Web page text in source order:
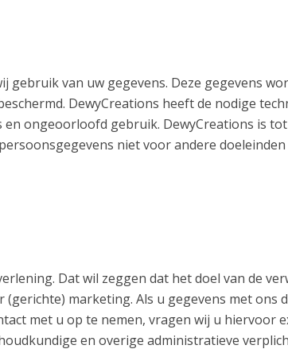
van uw gegevens. Deze gegevens
DewyCreations heeft de nodige
ongeoorloofd gebruik. DewyCreations is
niet voor andere
Dat wil zeggen dat het doel van de
marketing. Als u gegevens met ons
met u op te nemen, vragen wij u hiervoor
en overige administratieve